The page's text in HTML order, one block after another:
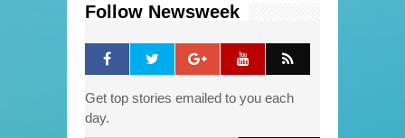
Follow Newsweek
Get top stories emailed to you each
day.